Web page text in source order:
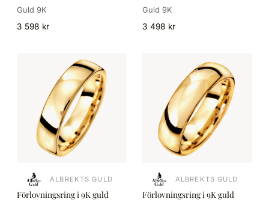
Guld 9K
3 598 kr
Guld 9K
3 498 kr
ALBREKTS GULD
Förlovningsring i 9K guld
ALBREKTS GULD
Förlovningsring i 9K guld